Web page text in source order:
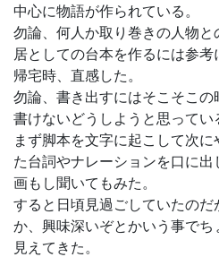
中心に物語が作られている。
勿論、何人か取り巻きの人物
居としての台本を作るには参
帰宅時、直感した。
勿論、書き出すにはそこそこ
書けないどうしようと思ってい
まず脚本を文字に起こして次
た台詞やナレーションを口に
画もし聞いてもみた。
すると日頃見過ごしていたの
か、興味深いぞとかいう事で
見えてきた。